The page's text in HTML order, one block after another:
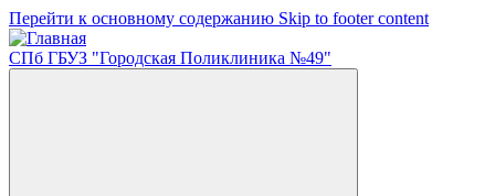
Перейти к основному содержанию Skip to footer content
СПб ГБУЗ "Городская Поликлиника №49"